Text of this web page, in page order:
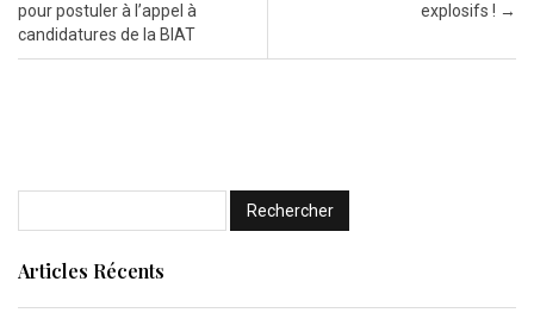
pour postuler à l’appel à
candidatures de la BIAT
explosifs ! →
Articles Récents